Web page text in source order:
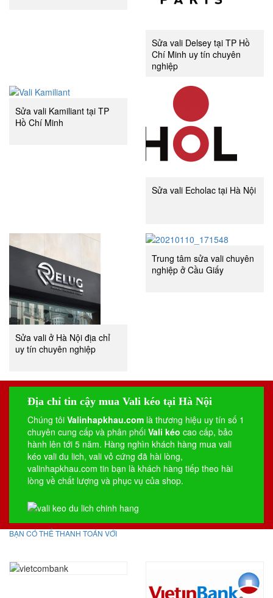
Sửa vali Delsey tại TP Hồ
Chí Minh uy tín chuyên
nghiệp
Sửa vali Kamiliant tại TP
Hồ Chí Minh
Sửa vali Echolac tại Hà Nội
Sửa vali ở Hà Nội địa chỉ
uy tín chuyên nghiệp
Trung tâm sửa vali chuyên
nghiệp ở Cầu Giấy
Địa chỉ tin cậy mua Vali kéo tại Hà Nội
Chúng tôi Valinhapkhau.com là thương hiệu uy tín số 1
chuyên cung cấp và phân phối Vali kéo cao cấp, bảo
hành lên tới 5 năm. Hàng nghìn khách hàng mua vali
kéo vali du lich, vali vỏ cứng đã hài lòng,
valinhapkhau.com tin bạn là khách hàng tiếp theo hài
lòng về chất lượng và phục vụ của shop.
BẠN CÓ THỂ THANH TOÁN VỚI